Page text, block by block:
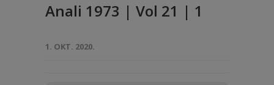
Anali 1973 | Vol 21 | 1
1. OKT. 2020.